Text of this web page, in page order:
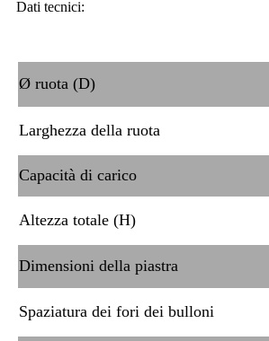
Dati tecnici:
Ø ruota (D)
Larghezza della ruota
Capacità di carico
Altezza totale (H)
Dimensioni della piastra
Spaziatura dei fori dei bulloni